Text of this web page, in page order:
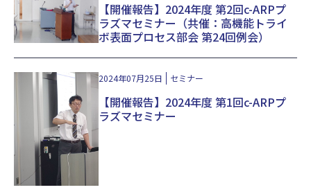
【開催報告】2024年度 第2回c-ARPプ
ラズマセミナー（共催：高機能トライ
ボ表面プロセス部会 第24回例会）
2024年07月25日 セミナー
【開催報告】2024年度 第1回c-ARPプ
ラズマセミナー